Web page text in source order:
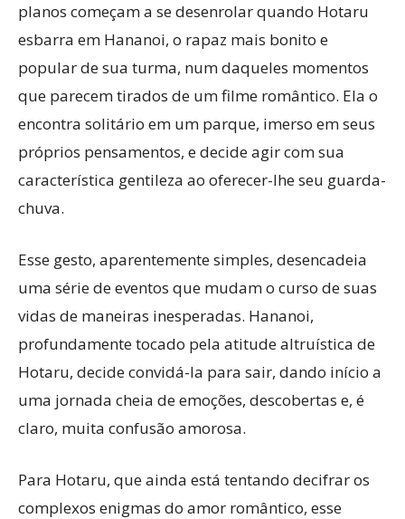
planos começam a se desenrolar quando Hotaru
esbarra em Hananoi, o rapaz mais bonito e
popular de sua turma, num daqueles momentos
que parecem tirados de um filme romântico. Ela o
encontra solitário em um parque, imerso em seus
próprios pensamentos, e decide agir com sua
característica gentileza ao oferecer-lhe seu guarda-
chuva.
Esse gesto, aparentemente simples, desencadeia
uma série de eventos que mudam o curso de suas
vidas de maneiras inesperadas. Hananoi,
profundamente tocado pela atitude altruística de
Hotaru, decide convidá-la para sair, dando início a
uma jornada cheia de emoções, descobertas e, é
claro, muita confusão amorosa.
Para Hotaru, que ainda está tentando decifrar os
complexos enigmas do amor romântico, esse